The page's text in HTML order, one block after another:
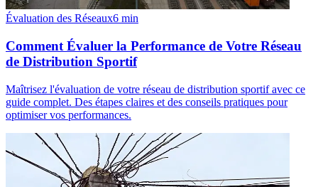
Évaluation des Réseaux6 min
Comment Évaluer la Performance de Votre Réseau
de Distribution Sportif
Maîtrisez l'évaluation de votre réseau de distribution sportif avec ce
guide complet. Des étapes claires et des conseils pratiques pour
optimiser vos performances.